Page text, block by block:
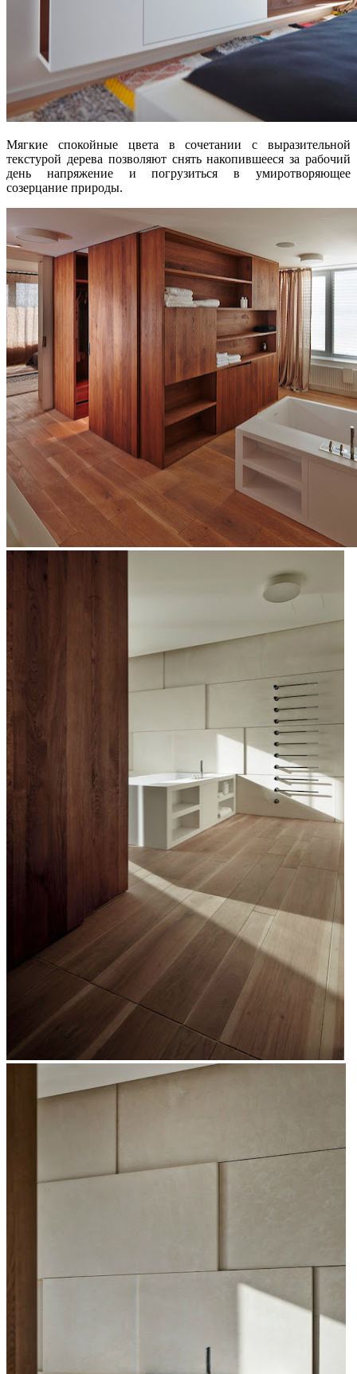
Мягкие спокойные цвета в сочетании с выразительной
текстурой дерева позволяют снять накопившееся за рабочий
день напряжение и погрузиться в умиротворяющее
созерцание природы.